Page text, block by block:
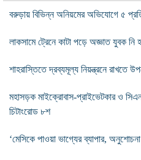
বরুড়ায় বিভিন্ন অনিয়মের অভিযোগে ৫
লাকসামে ট্রেনে কাটা পড়ে অজ্ঞাত যুবক নি
শাহরাস্তিতে দ্রব্যমূল্য নিয়ন্ত্রনে রাখতে
মহাসড়ক মাইক্রোবাস-প্রাইভেটকার ও
চিটাংরোড ৮শ
‘মেসিকে পাওয়া ভাগ্যের ব্যাপার,